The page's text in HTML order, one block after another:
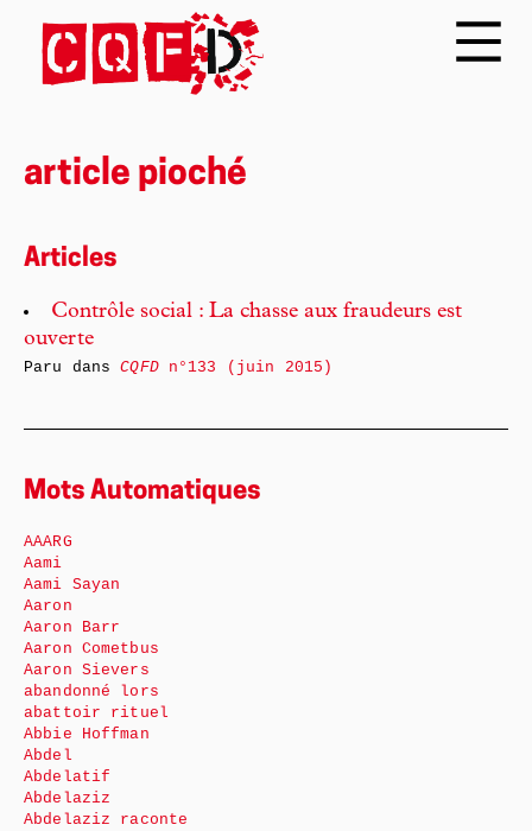
article pioché
Articles
Contrôle social : La chasse aux fraudeurs est
ouverte
Paru dansCQFDn°133 (juin 2015)
Mots Automatiques
AAARG
Aami
Aami Sayan
Aaron
Aaron Barr
Aaron Cometbus
Aaron Sievers
abandonné lors
abattoir rituel
Abbie Hoffman
Abdel
Abdelatif
Abdelaziz
Abdelaziz raconte